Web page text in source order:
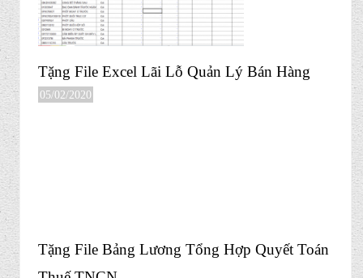
Tặng File Excel Lãi Lỗ Quản Lý Bán Hàng
05/02/2020
Tặng File Bảng Lương Tổng Hợp Quyết Toán